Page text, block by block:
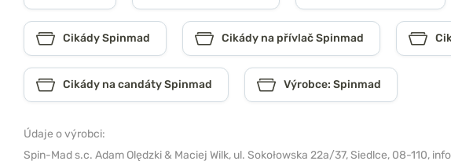
Cikády Spinmad Cikády na přívlač Spinmad
Cikády na candáty Spinmad Výrobce: Spinmad
Údaje o výrobci:
Spin-Mad s.c. Adam Olędzki & Maciej Wilk, ul. Sokołowska 22a/37, Siedlce, 08-110,